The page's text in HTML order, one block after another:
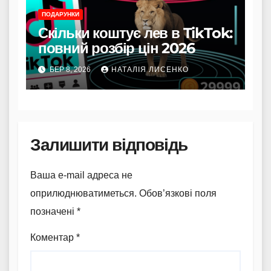
ПОДАРУНКИ
Скільки коштує лев в TikTok:
повний розбір цін 2026
БЕР 8, 2026 НАТАЛІЯ ЛИСЕНКО
Залишити відповідь
Ваша e-mail адреса не
оприлюднюватиметься. Обов’язкові поля
позначені *
Коментар *